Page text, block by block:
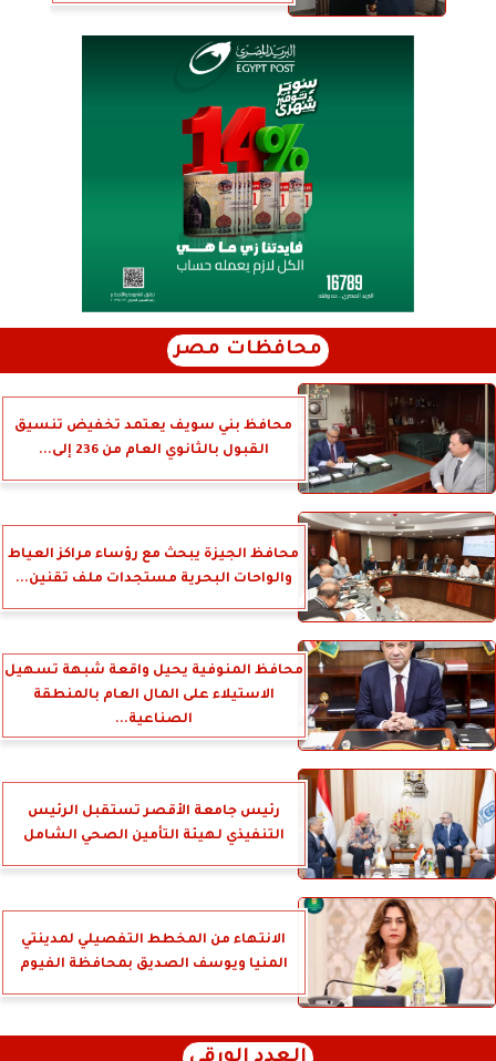
محافظات مصر
محافظ بني سويف يعتمد تخفيض تنسيق
القبول بالثانوي العام من 236 إلى...
محافظ الجيزة يبحث مع رؤساء مراكز العياط
والواحات البحرية مستجدات ملف تقنين...
محافظ المنوفية يحيل واقعة شبهة تسهيل
الاستيلاء على المال العام بالمنطقة
الصناعية...
رئيس جامعة الأقصر تستقبل الرئيس
التنفيذي لهيئة التأمين الصحي الشامل
الانتهاء من المخطط التفصيلي لمدينتي
المنيا ويوسف الصديق بمحافظة الفيوم